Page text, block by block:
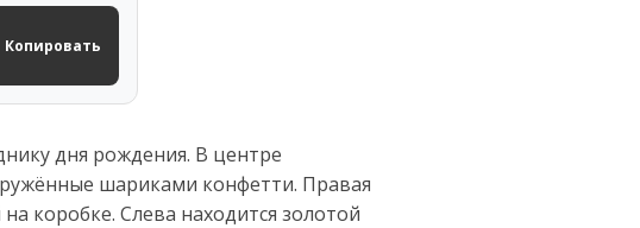
Копировать
дня рождения. В центре
шариками конфетти. Правая
коробке. Слева находится золотой